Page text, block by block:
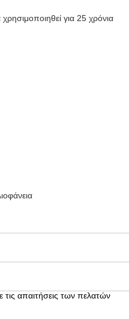
για 25 χρόνια
απαιτήσεις των πελατών